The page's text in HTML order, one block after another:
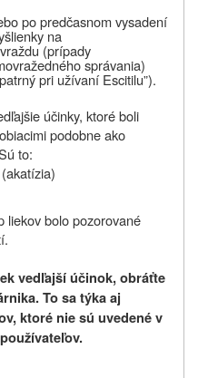
po predčasnom vysadení
na
(prípady
správania)
pri užívaní Escitilu”).
účinky, ktoré boli
podobne ako
to:
liekov bolo pozorované
vedľajší účinok, obráťte
To sa týka aj
ktoré nie sú uvedené v